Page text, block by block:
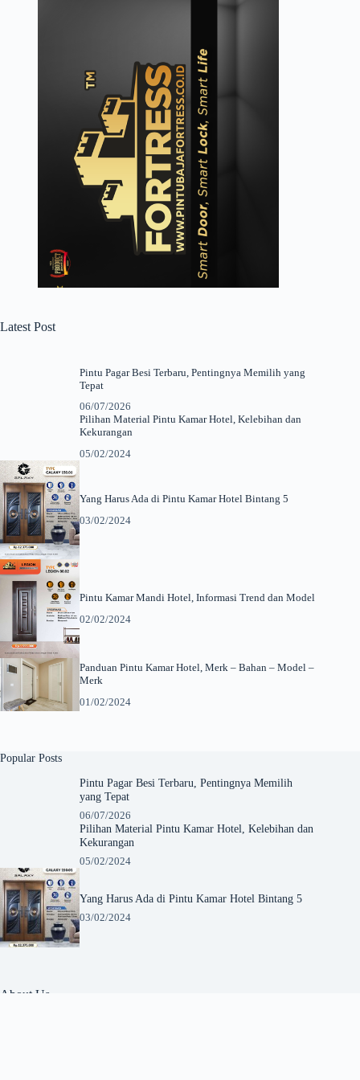
Latest Post
Pintu Pagar Besi Terbaru, Pentingnya Memilih yang
Tepat
06/07/2026
Pilihan Material Pintu Kamar Hotel, Kelebihan dan
Kekurangan
05/02/2024
Yang Harus Ada di Pintu Kamar Hotel Bintang 5
03/02/2024
Pintu Kamar Mandi Hotel, Informasi Trend dan Model
02/02/2024
Panduan Pintu Kamar Hotel, Merk – Bahan – Model –
Merk
01/02/2024
Popular Posts
Pintu Pagar Besi Terbaru, Pentingnya Memilih
yang Tepat
06/07/2026
Pilihan Material Pintu Kamar Hotel, Kelebihan dan
Kekurangan
05/02/2024
Yang Harus Ada di Pintu Kamar Hotel Bintang 5
03/02/2024
About Us